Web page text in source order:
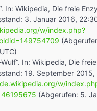
In: Wikipedia, Die freie
3. Januar 2016,
w/index.php?
Wulf“. In: Wikipedia, Die
19. September 2015,
w/
(Abgerufen: 5.